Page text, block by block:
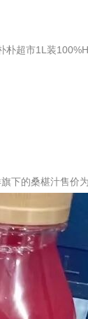
超市1L装
的桑椹汁售价